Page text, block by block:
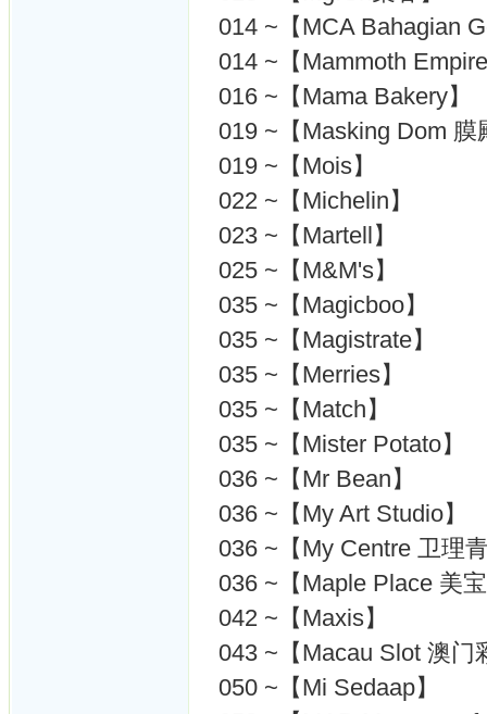
014 ~【MCA Bahagian
014 ~【Mammoth
016 ~【Mama Bakery】
019 ~【Masking Dom 膜
019 ~【Mois】
022 ~【Michelin】
023 ~【Martell】
025 ~【M&M's】
035 ~【Magicboo】
035 ~【Magistrate】
035 ~【Merries】
035 ~【Match】
035 ~【Mister Potato】
036 ~【Mr Bean】
036 ~【My Art Studio】
036 ~【My Centre 卫理
036 ~【Maple Place 美
042 ~【Maxis】
043 ~【Macau Slot 澳门
050 ~【Mi Sedaap】